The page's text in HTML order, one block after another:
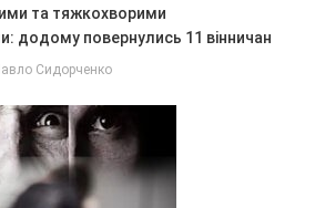
та тяжкохворими
додому повернулись 11 вінничан
Сидорченко